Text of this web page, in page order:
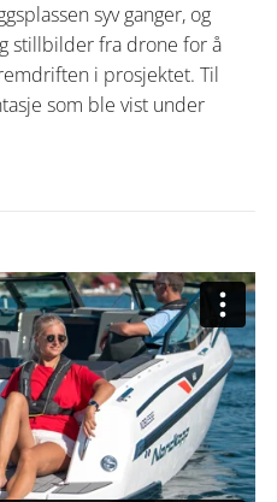
syv ganger, og
stillbilder fra drone for å
i prosjektet. Til
som ble vist under